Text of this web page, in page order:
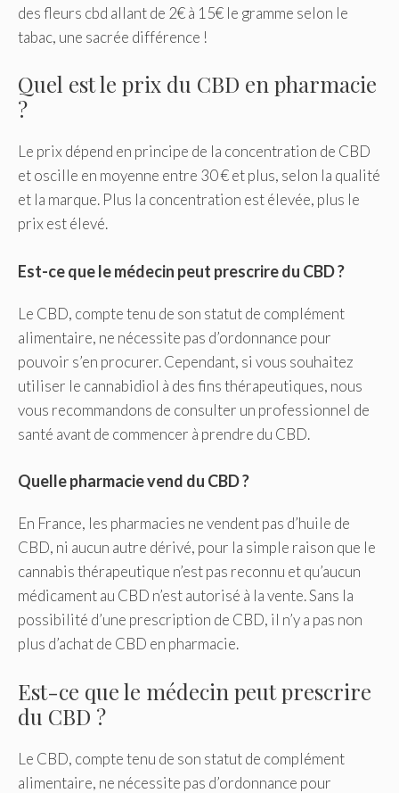
des fleurs cbd allant de 2€ à 15€ le gramme selon le
tabac, une sacrée différence !
Quel est le prix du CBD en pharmacie
?
Le prix dépend en principe de la concentration de CBD
et oscille en moyenne entre 30 € et plus, selon la qualité
et la marque. Plus la concentration est élevée, plus le
prix est élevé.
Est-ce que le médecin peut prescrire du CBD ?
Le CBD, compte tenu de son statut de complément
alimentaire, ne nécessite pas d’ordonnance pour
pouvoir s’en procurer. Cependant, si vous souhaitez
utiliser le cannabidiol à des fins thérapeutiques, nous
vous recommandons de consulter un professionnel de
santé avant de commencer à prendre du CBD.
Quelle pharmacie vend du CBD ?
En France, les pharmacies ne vendent pas d’huile de
CBD, ni aucun autre dérivé, pour la simple raison que le
cannabis thérapeutique n’est pas reconnu et qu’aucun
médicament au CBD n’est autorisé à la vente. Sans la
possibilité d’une prescription de CBD, il n’y a pas non
plus d’achat de CBD en pharmacie.
Est-ce que le médecin peut prescrire
du CBD ?
Le CBD, compte tenu de son statut de complément
alimentaire, ne nécessite pas d’ordonnance pour